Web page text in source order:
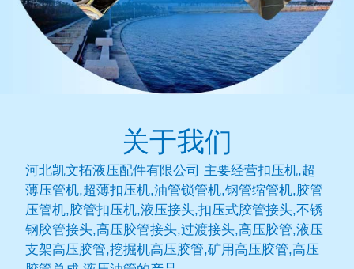
关于我们
河北凯文拓液压配件有限公司 主要经营扣压机,超
薄压管机,超薄扣压机,油管锁管机,钢管缩管机,胶管
压管机,胶管扣压机,液压接头,扣压式胶管接头,不锈
钢胶管接头,高压胶管接头,过渡接头,高压胶管,液压
支架高压胶管,挖掘机高压胶管,矿用高压胶管,高压